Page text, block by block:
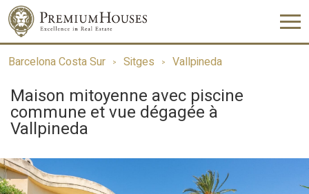
Barcelona Costa Sur Sitges Vallpineda
Maison mitoyenne avec piscine
commune et vue dégagée à
Vallpineda